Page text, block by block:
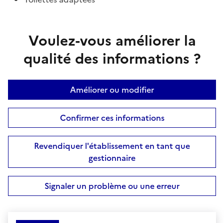
Voulez-vous améliorer la
qualité des informations ?
Améliorer ou modifier
Confirmer ces informations
Revendiquer l'établissement en tant que
gestionnaire
Signaler un problème ou une erreur